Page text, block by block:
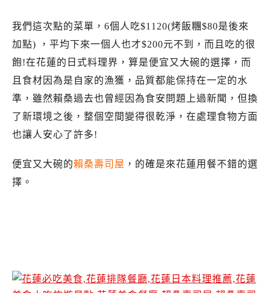
我們這次點的菜單，6個人吃$1120(烤飯糰$80是後來
加點) ，平均下來一個人也才$200元不到，而且吃的很
飽!在花蓮的日式料理界，算是便宜又大碗的選擇，而
且食材因為是自家的漁獲，品質都能保持在一定的水
準，雖然賴桑過去也曾經因為食安問題上過新聞，但換
了新環境之後，整個空間變得很乾淨，在處理食物方面
也讓人安心了許多!
便宜又大碗的賴桑壽司屋 ，的確是來花蓮用餐不錯的選
擇。